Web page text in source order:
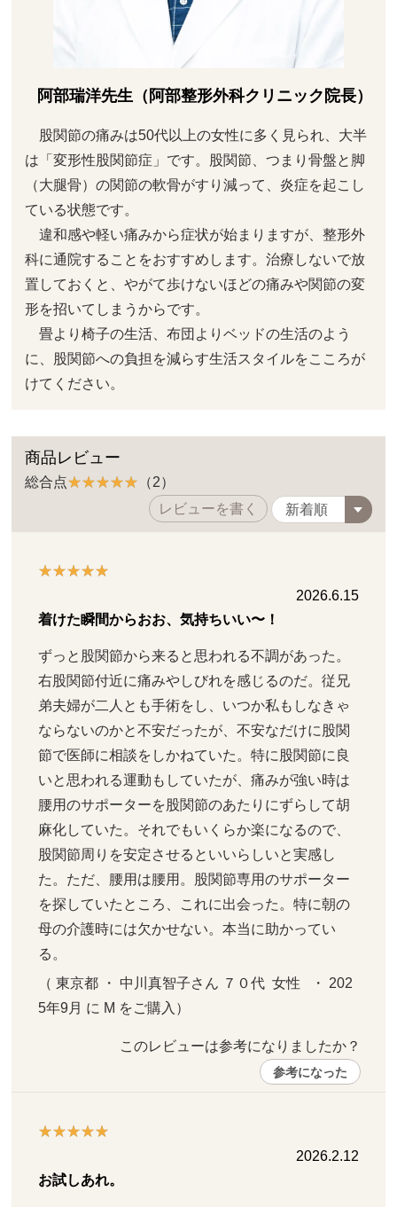
阿部瑞洋先生（阿部整形外科クリニック院長）
股関節の痛みは50代以上の女性に多く見られ、大半
は「変形性股関節症」です。股関節、つまり骨盤と脚
（大腿骨）の関節の軟骨がすり減って、炎症を起こし
ている状態です。
違和感や軽い痛みから症状が始まりますが、整形外
科に通院することをおすすめします。治療しないで放
置しておくと、やがて歩けないほどの痛みや関節の変
形を招いてしまうからです。
畳より椅子の生活、布団よりベッドの生活のよう
に、股関節への負担を減らす生活スタイルをこころが
けてください。
商品レビュー
総合点
（2）
レビューを書く
2026.6.15
着けた瞬間からおお、気持ちいい〜！
ずっと股関節から来ると思われる不調があった。
右股関節付近に痛みやしびれを感じるのだ。従兄
弟夫婦が二人とも手術をし、いつか私もしなきゃ
ならないのかと不安だったが、不安なだけに股関
節で医師に相談をしかねていた。特に股関節に良
いと思われる運動もしていたが、痛みが強い時は
腰用のサポーターを股関節のあたりにずらして胡
麻化していた。それでもいくらか楽になるので、
股関節周りを安定させるといいらしいと実感し
た。ただ、腰用は腰用。股関節専用のサポーター
を探していたところ、これに出会った。特に朝の
母の介護時には欠かせない。本当に助かってい
る。
（ 東京都 ・ 中川真智子さん ７０代  女性   ・ 202
5年9月 に M をご購入）
このレビューは参考になりましたか？
参考になった
2026.2.12
お試しあれ。